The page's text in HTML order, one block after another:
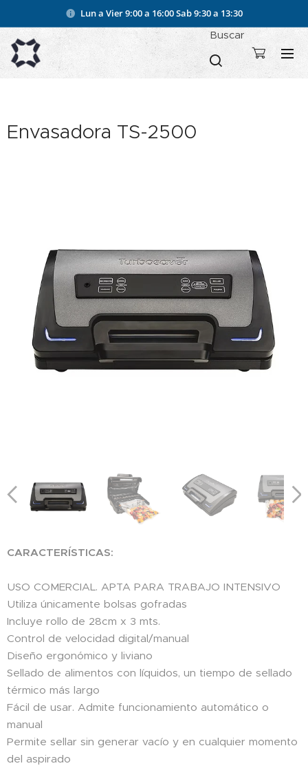
Lun a Vier 9:00 a 16:00Sab 9:30 a 13:30
Buscar
Envasadora TS-2500
CARACTERÍSTICAS:
USO COMERCIAL. APTA PARA TRABAJO INTENSIVO
Utiliza únicamente bolsas gofradas
Incluye rollo de 28cm x 3 mts.
Control de velocidad digital/manual
Diseño ergonómico y liviano
Sellado de alimentos con líquidos, un tiempo de sellado
térmico más largo
Fácil de usar. Admite funcionamiento automático o
manual
Permite sellar sin generar vacío y en cualquier momento
del aspirado